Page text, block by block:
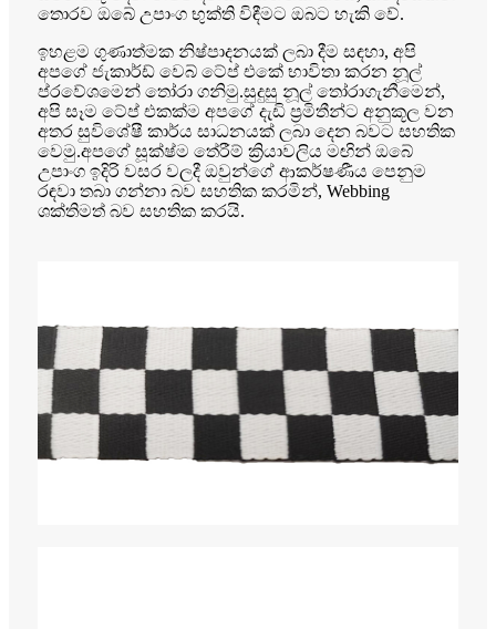
තොරව ඔබේ උපාංග භුක්ති විඳීමට ඔබට හැකි වේ.
ඉහළම ගුණාත්මක නිෂ්පාදනයක් ලබා දීම සඳහා, අපි
අපගේ ජැකාර්ඩ් වෙබ් ටේප් එකේ භාවිතා කරන නූල්
ප්රවේශමෙන් තෝරා ගනිමු.සුදුසු නූල් තෝරාගැනීමෙන්,
අපි සෑම ටේප් එකක්ම අපගේ දැඩි ප්‍රමිතීන්ට අනුකූල වන
අතර සුවිශේෂී කාර්ය සාධනයක් ලබා දෙන බවට සහතික
වෙමු.අපගේ සූක්ෂ්ම තේරීම් ක්‍රියාවලිය මඟින් ඔබේ
උපාංග ඉදිරි වසර වලදී ඔවුන්ගේ ආකර්ෂණීය පෙනුම
රඳවා තබා ගන්නා බව සහතික කරමින්, Webbing
ශක්තිමත් බව සහතික කරයි.